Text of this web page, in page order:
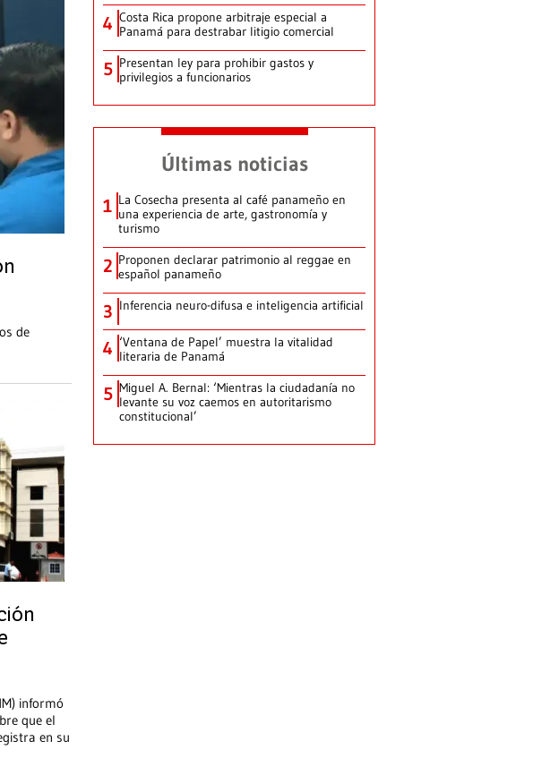
de
informó
que el
en su
4 Costa Rica propone arbitraje especial a
Panamá para destrabar litigio comercial
5 Presentan ley para prohibir gastos y
privilegios a funcionarios
Últimas noticias
1 La Cosecha presenta al café panameño en
una experiencia de arte, gastronomía y
turismo
2 Proponen declarar patrimonio al reggae en
español panameño
3 Inferencia neuro-difusa e inteligencia artificial
4 ‘Ventana de Papel’ muestra la vitalidad
literaria de Panamá
5 Miguel A. Bernal: ‘Mientras la ciudadanía no
levante su voz caemos en autoritarismo
constitucional’